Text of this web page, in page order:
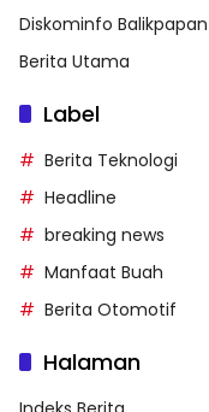
Diskominfo Balikpapan
Berita Utama
Label
Berita Teknologi
Headline
breaking news
Manfaat Buah
Berita Otomotif
Halaman